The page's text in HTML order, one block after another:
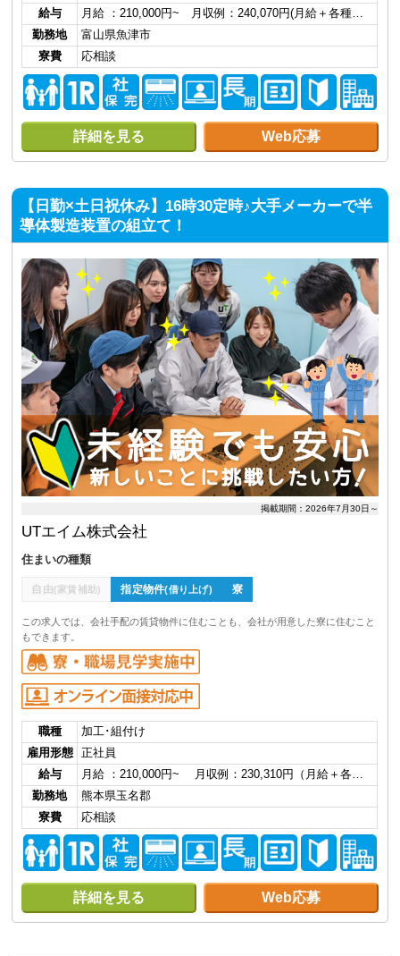
給与
月給 ：210,000円~ 月収例：240,070円(月給＋各種…
勤務地
富山県魚津市
寮費
応相談
詳細を見る Web応募
【日勤×土日祝休み】16時30定時♪大手メーカーで半
導体製造装置の組立て！
掲載期間：2026年7月30日～
UTエイム株式会社
住まいの種類
自由(家賃補助) 指定物件(借り上げ) 寮
この求人では、会社手配の賃貸物件に住むことも、会社が用意した寮に住むこと
もできます。
職種
加工･組付け
雇用形態
正社員
給与
月給 ：210,000円~ 月収例：230,310円（月給＋各…
勤務地
熊本県玉名郡
寮費
応相談
詳細を見る Web応募